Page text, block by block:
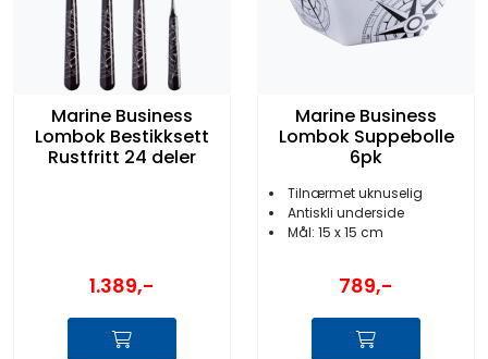
Marine Business
Lombok Bestikksett
Rustfritt 24 deler
1.389,-
Marine Business
Lombok Suppebolle
6pk
Tilnærmet uknuselig
Antiskli underside
Mål: 15 x 15 cm
789,-